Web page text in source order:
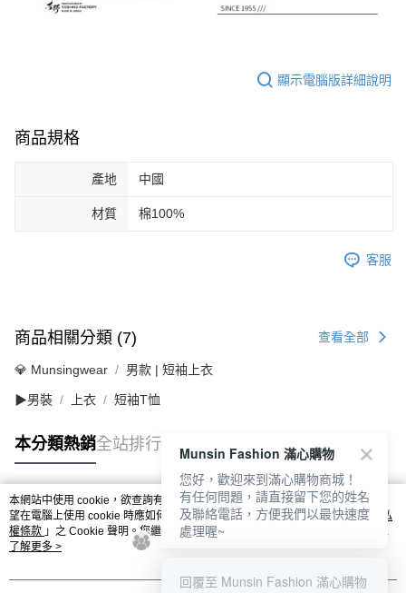
顯示電腦版詳細說明
商品規格
產地 中國
材質 棉100%
客服
商品相關分類 (7) 查看全部
💎 Munsingwear 男款 | 短袖上衣
▶男裝 上衣 短袖T恤
本分類熱銷全站排行
熱門標籤
本網站中使用 cookie，欲查詢有關本網站使用 cookie 方式之詳情，及若您不希
望在電腦上使用 cookie 時應如何變更電腦的 cookie 設定，請參閱本網站「
隱私
權條款 」之 Cookie 聲明。您繼續使用本網站即表示您同意本公司得按本網站使
用條款之 Cookie 聲明使用 cookie。
了解更多 >
Munsin Fashion 滿心購物
您好，歡迎來到滿心購物商城！
有任何問題，請直接留下您的姓名
及聯絡電話，方便我們以最快速度
處理喔~
回覆至 Munsin Fashion 滿心購物